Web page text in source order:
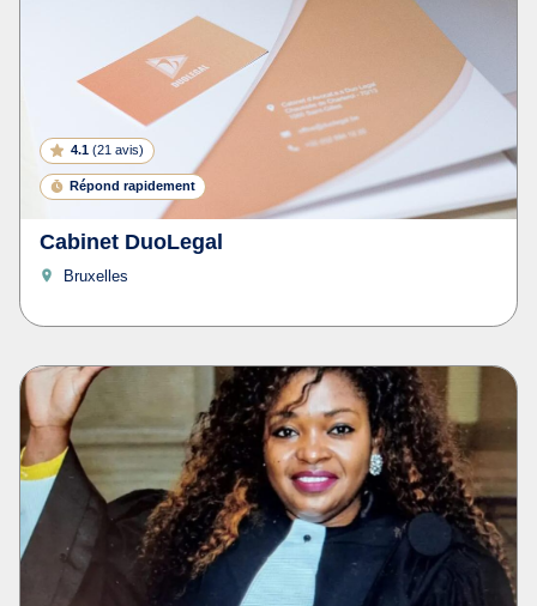
4.1 (21 avis)
Répond rapidement
Cabinet DuoLegal
Bruxelles